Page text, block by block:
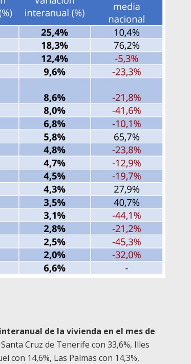
de la vivienda en el mes de
Cruz de Tenerife con 33,6%, Illes
con 14,6%, Las Palmas con 14,3%,